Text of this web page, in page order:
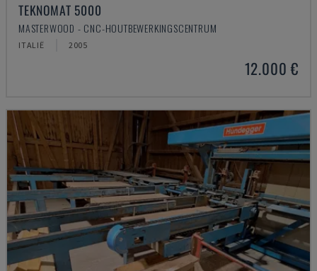
TEKNOMAT 5000
MASTERWOOD - CNC-HOUTBEWERKINGSCENTRUM
ITALIË 2005
12.000 €